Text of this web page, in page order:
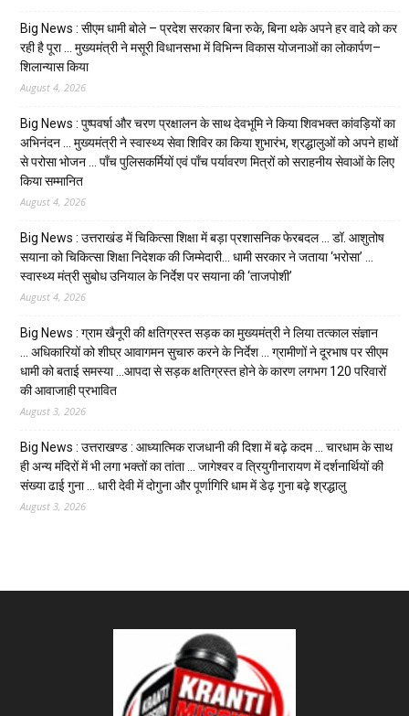
Big News : सीएम धामी बोले – प्रदेश सरकार बिना रुके, बिना थके अपने हर वादे को कर
रही है पूरा … मुख्यमंत्री ने मसूरी विधानसभा में विभिन्न विकास योजनाओं का लोकार्पण–
शिलान्यास किया
August 4, 2026
Big News : पुष्पवर्षा और चरण प्रक्षालन के साथ देवभूमि ने किया शिवभक्त कांवड़ियों का
अभिनंदन … मुख्यमंत्री ने स्वास्थ्य सेवा शिविर का किया शुभारंभ, श्रद्धालुओं को अपने हाथों
से परोसा भोजन … पाँच पुलिसकर्मियों एवं पाँच पर्यावरण मित्रों को सराहनीय सेवाओं के लिए
किया सम्मानित
August 4, 2026
Big News : उत्तराखंड में चिकित्सा शिक्षा में बड़ा प्रशासनिक फेरबदल … डॉ. आशुतोष
सयाना को चिकित्सा शिक्षा निदेशक की जिम्मेदारी… धामी सरकार ने जताया ‘भरोसा’ …
स्वास्थ्य मंत्री सुबोध उनियाल के निर्देश पर सयाना की ‘ताजपोशी’
August 4, 2026
Big News : ग्राम खैनूरी की क्षतिग्रस्त सड़क का मुख्यमंत्री ने लिया तत्काल संज्ञान
… अधिकारियों को शीघ्र आवागमन सुचारु करने के निर्देश … ग्रामीणों ने दूरभाष पर सीएम
धामी को बताई समस्या …आपदा से सड़क क्षतिग्रस्त होने के कारण लगभग 120 परिवारों
की आवाजाही प्रभावित
August 3, 2026
Big News : उत्तराखण्ड : आध्यात्मिक राजधानी की दिशा में बढ़े कदम … चारधाम के साथ
ही अन्य मंदिरों में भी लगा भक्तों का तांता … जागेश्वर व त्रियुगीनारायण में दर्शनार्थियों की
संख्या ढाई गुना … धारी देवी में दोगुना और पूर्णागिरि धाम में डेढ़ गुना बढ़े श्रद्धालु
August 3, 2026